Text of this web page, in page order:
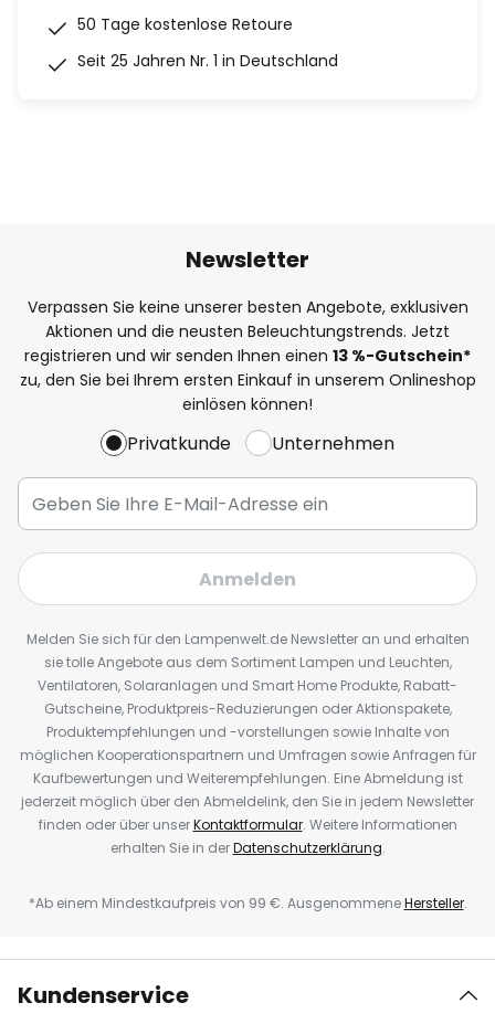
50 Tage kostenlose Retoure
Seit 25 Jahren Nr. 1 in Deutschland
Newsletter
Verpassen Sie keine unserer besten Angebote, exklusiven
Aktionen und die neusten Beleuchtungstrends. Jetzt
registrieren und wir senden Ihnen einen 13 %-Gutschein*
zu, den Sie bei Ihrem ersten Einkauf in unserem Onlineshop
einlösen können!
Privatkunde Unternehmen
Anmelden
Melden Sie sich für den Lampenwelt.de Newsletter an und erhalten
sie tolle Angebote aus dem Sortiment Lampen und Leuchten,
Ventilatoren, Solaranlagen und Smart Home Produkte, Rabatt-
Gutscheine, Produktpreis-Reduzierungen oder Aktionspakete,
Produktempfehlungen und -vorstellungen sowie Inhalte von
möglichen Kooperationspartnern und Umfragen sowie Anfragen für
Kaufbewertungen und Weiterempfehlungen. Eine Abmeldung ist
jederzeit möglich über den Abmeldelink, den Sie in jedem Newsletter
finden oder über unserKontaktformular. Weitere Informationen
erhalten Sie in derDatenschutzerklärung.
*Ab einem Mindestkaufpreis von 99 €. AusgenommeneHersteller.
Kundenservice